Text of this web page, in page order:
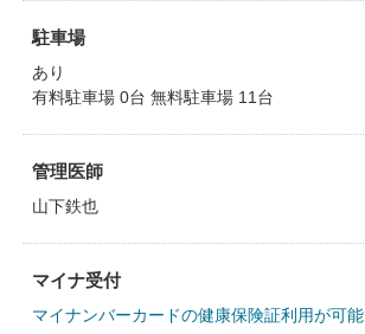
駐車場
あり
有料駐車場 0台 無料駐車場 11台
管理医師
山下鉄也
マイナ受付
マイナンバーカードの健康保険証利用が可能